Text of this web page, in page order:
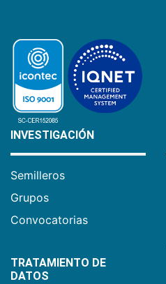
INVESTIGACIÓN
Semilleros
Grupos
Convocatorias
TRATAMIENTO DE
DATOS